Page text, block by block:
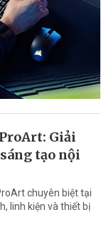
Giải
tạo nội
chuyên biệt tại
linh kiện và thiết bị